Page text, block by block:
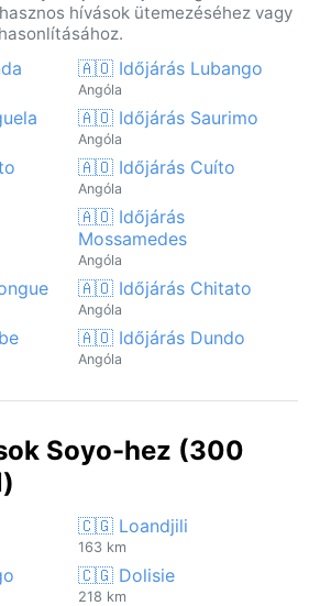
hívások ütemezéséhez vagy
🇦🇴 Időjárás Lubango
Angóla
🇦🇴 Időjárás Saurimo
Angóla
🇦🇴 Időjárás Cuíto
Angóla
🇦🇴 Időjárás
Mossamedes
Angóla
🇦🇴 Időjárás Chitato
Angóla
🇦🇴 Időjárás Dundo
Angóla
Soyo-hez (300
🇨🇬 Loandjili
163 km
🇨🇬 Dolisie
218 km